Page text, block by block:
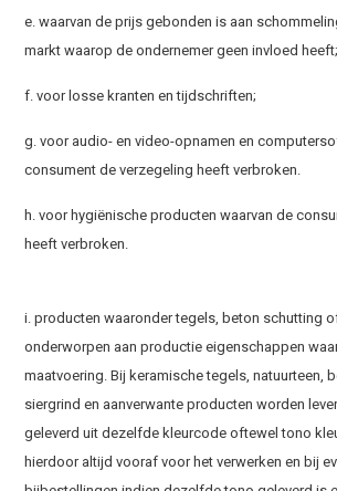
e. waarvan de prijs gebonden is aan
markt waarop de ondernemer geen invloed heeft;
f. voor losse kranten en tijdschriften;
g. voor audio- en video-opnamen en
consument de verzegeling heeft verbroken.
h. voor hygiënische producten waarvan de
heeft verbroken.
i. producten waaronder tegels, beton schutting
onderworpen aan productie eigenschappen
maatvoering. Bij keramische tegels, natuurteen,
siergrind en aanverwante producten worden
geleverd uit dezelfde kleurcode oftewel tono
hierdoor altijd vooraf voor het verwerken en bij